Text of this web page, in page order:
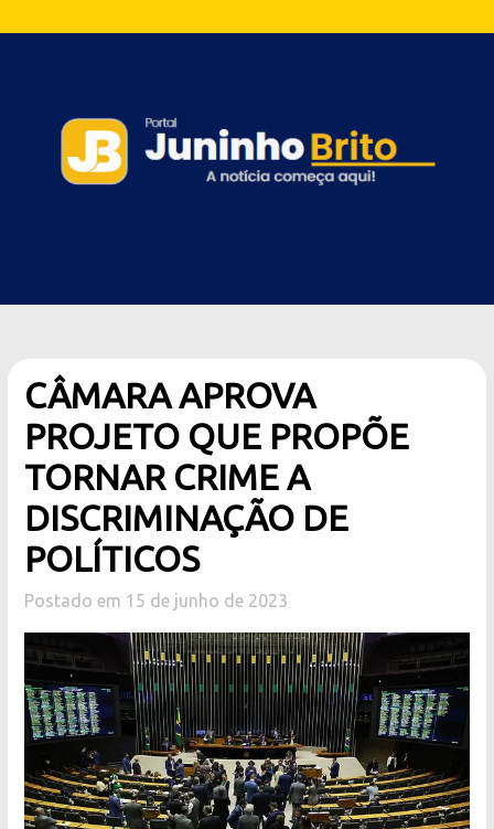
CÂMARA APROVA
PROJETO QUE PROPÕE
TORNAR CRIME A
DISCRIMINAÇÃO DE
POLÍTICOS
Postado em 15 de junho de 2023